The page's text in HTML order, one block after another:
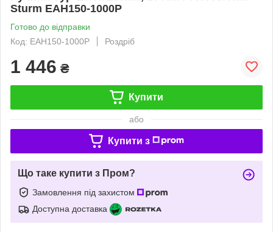
Sturm EAH150-1000P
Готово до відправки
Код: EAH150-1000P
Роздріб
1 446 ₴
Купити
або
Купити з
Що таке купити з Пром?
Замовлення під захистом
Доступна доставка